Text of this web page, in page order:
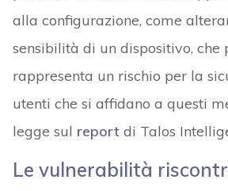
alla configurazione, come
sensibilità di un dispositivo, che
rappresenta un rischio per la
utenti che si affidano a questi
legge sul reportdi Talos
Le vulnerabilità